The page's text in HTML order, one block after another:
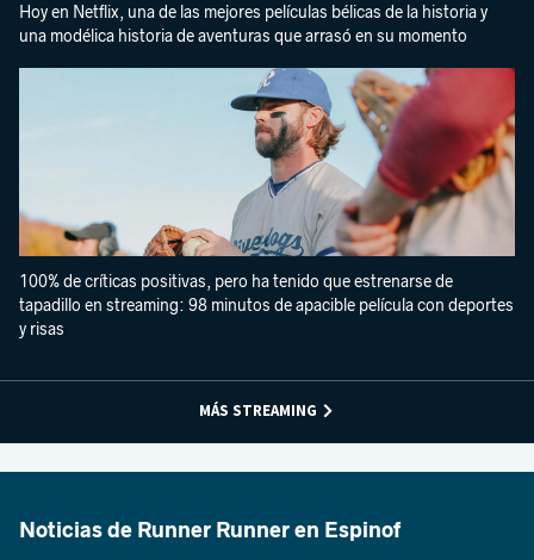
Hoy en Netflix, una de las mejores películas bélicas de la historia y
una modélica historia de aventuras que arrasó en su momento
100% de críticas positivas, pero ha tenido que estrenarse de
tapadillo en streaming: 98 minutos de apacible película con deportes
y risas
MÁS STREAMING
Noticias de Runner Runner en Espinof